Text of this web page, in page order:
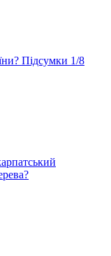
Підсумки 1/8